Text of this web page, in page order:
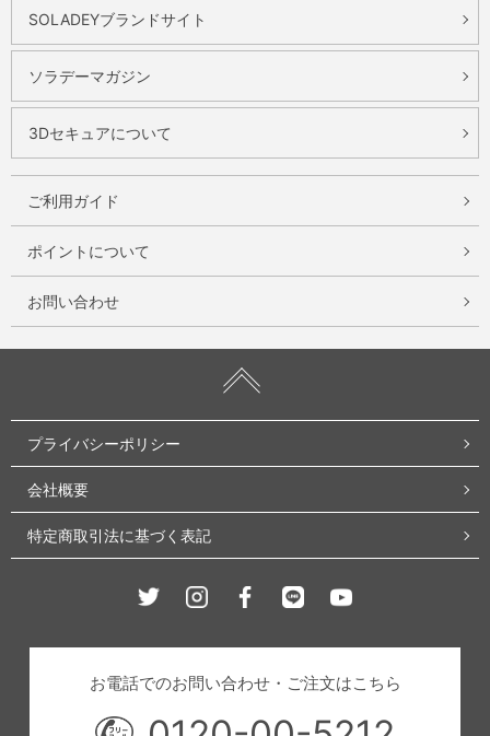
SOLADEYブランドサイト
ソラデーマガジン
3Dセキュアについて
ご利用ガイド
ポイントについて
お問い合わせ
プライバシーポリシー
会社概要
特定商取引法に基づく表記
Twitter InstagramFacebook
Line
お電話でのお問い合わせ・ご注文はこちら